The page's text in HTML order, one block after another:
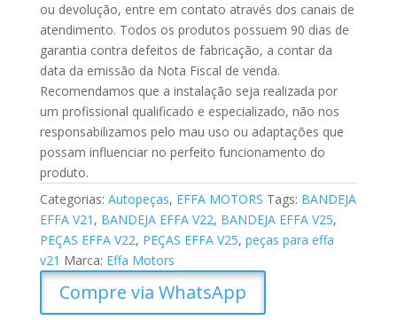
ou devolução, entre em contato através dos canais de
atendimento. Todos os produtos possuem 90 dias de
garantia contra defeitos de fabricação, a contar da
data da emissão da Nota Fiscal de venda.
Recomendamos que a instalação seja realizada por
um profissional qualificado e especializado, não nos
responsabilizamos pelo mau uso ou adaptações que
possam influenciar no perfeito funcionamento do
produto.
Categorias: Autopeças, EFFA MOTORS Tags: BANDEJA
EFFA V21 , BANDEJA EFFA V22, BANDEJA EFFA V25,
PEÇAS EFFA V22, PEÇAS EFFA V25, peças para effa
v21 Marca: Effa Motors
Compre via WhatsApp